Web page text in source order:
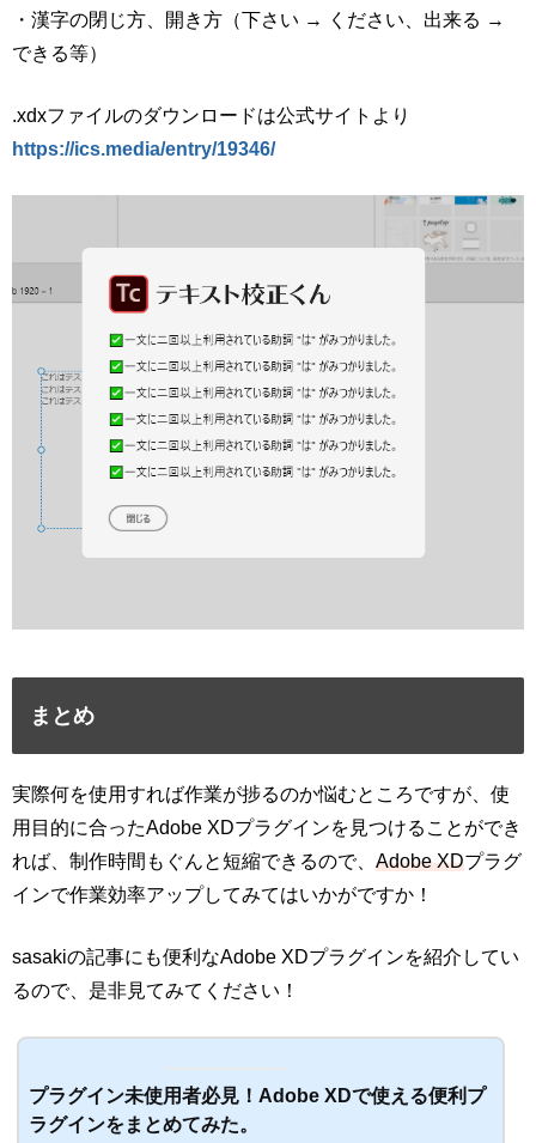
・漢字の閉じ方、開き方（下さい → ください、出来る →
できる等）
.xdxファイルのダウンロードは公式サイトより
https://ics.media/entry/19346/
まとめ
実際何を使用すれば作業が捗るのか悩むところですが、使
用目的に合ったAdobe XDプラグインを見つけることができ
れば、制作時間もぐんと短縮できるので、 Adobe XDプラグ
インで作業効率アップしてみてはいかがですか！
sasakiの記事にも便利なAdobe XDプラグインを紹介してい
るので、是非見てみてください！
プラグイン未使用者必見！Adobe XDで使える便利プ
ラグインをまとめてみた。